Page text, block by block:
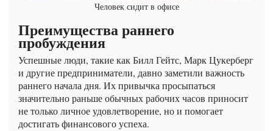
Человек сидит в офисе
Преимущества раннего
пробуждения
Успешные люди, такие как Билл Гейтс, Марк Цукерберг
и другие предприниматели, давно заметили важность
раннего начала дня. Их привычка просыпаться
значительно раньше обычных рабочих часов приносит
не только личное удовлетворение, но и помогает
достигать финансового успеха.